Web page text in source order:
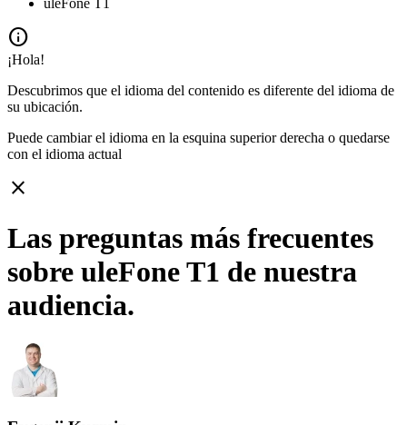
uleFone T1
info
¡Hola!
Descubrimos que el idioma del contenido es diferente del idioma de
su ubicación.
Puede cambiar el idioma en la esquina superior derecha o quedarse
con el idioma actual
close
Las preguntas más frecuentes
sobre uleFone T1 de nuestra
audiencia.